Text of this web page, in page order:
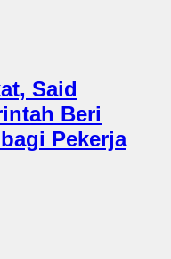
Said
Beri
Pekerja